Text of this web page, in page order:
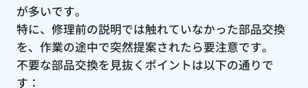
が多いです。
特に、修理前の説明では触れていなかった部品交換
を、作業の途中で突然提案されたら要注意です。
不要な部品交換を見抜くポイントは以下の通りで
す：